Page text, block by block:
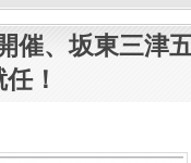
催、坂東三津
！